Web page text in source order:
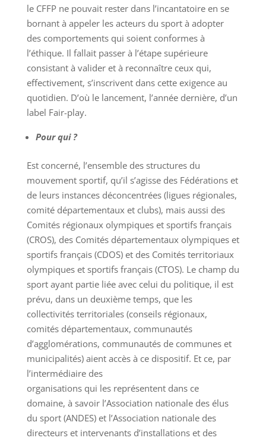
le CFFP ne pouvait rester dans l’incantatoire en se
bornant à appeler les acteurs du sport à adopter
des comportements qui soient conformes à
l’éthique. Il fallait passer à l’étape supérieure
consistant à valider et à reconnaître ceux qui,
effectivement, s’inscrivent dans cette exigence au
quotidien. D’où le lancement, l’année dernière, d’un
label Fair-play.
Pour qui ?
Est concerné, l’ensemble des structures du
mouvement sportif, qu’il s’agisse des Fédérations et
de leurs instances déconcentrées (ligues régionales,
comité départementaux et clubs), mais aussi des
Comités régionaux olympiques et sportifs français
(CROS), des Comités départementaux olympiques et
sportifs français (CDOS) et des Comités territoriaux
olympiques et sportifs français (CTOS). Le champ du
sport ayant partie liée avec celui du politique, il est
prévu, dans un deuxième temps, que les
collectivités territoriales (conseils régionaux,
comités départementaux, communautés
d’agglomérations, communautés de communes et
municipalités) aient accès à ce dispositif. Et ce, par
l’intermédiaire des
organisations qui les représentent dans ce
domaine, à savoir l’Association nationale des élus
du sport (ANDES) et l’Association nationale des
directeurs et intervenants d’installations et des